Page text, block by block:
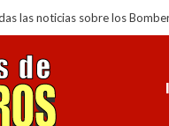
las noticias sobre los